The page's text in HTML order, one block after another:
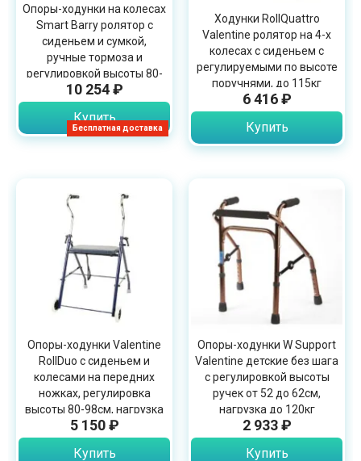
Бесплатная доставка
Опоры-ходунки на колесах
Smart Barry ролятор с
сиденьем и сумкой,
ручные тормоза и
регулировкой высоты 80-
92см, до 114кг
10 254 ₽
Купить
Ходунки RollQuattro
Valentine ролятор на 4-х
колесах с сиденьем с
регулируемыми по высоте
поручнями, до 115кг
6 416 ₽
Купить
Опоры-ходунки Valentine
RollDuo с сиденьем и
колесами на передних
ножках, регулировка
высоты 80-98см, нагрузка
до 100кг
5 150 ₽
Купить
Опоры-ходунки W Support
Valentine детские без шага
с регулировкой высоты
ручек от 52 до 62см,
нагрузка до 120кг
2 933 ₽
Купить